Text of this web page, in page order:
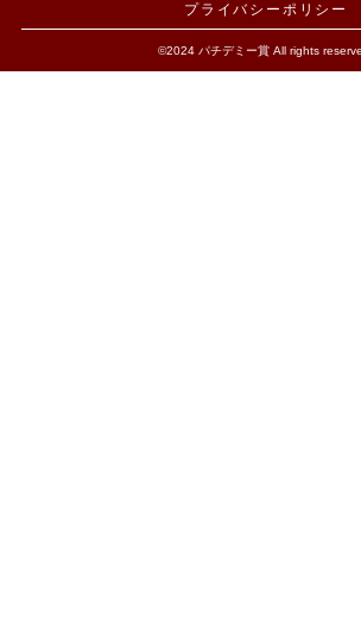
プライバシーポリシー
©2024 パチデミー賞 All rights